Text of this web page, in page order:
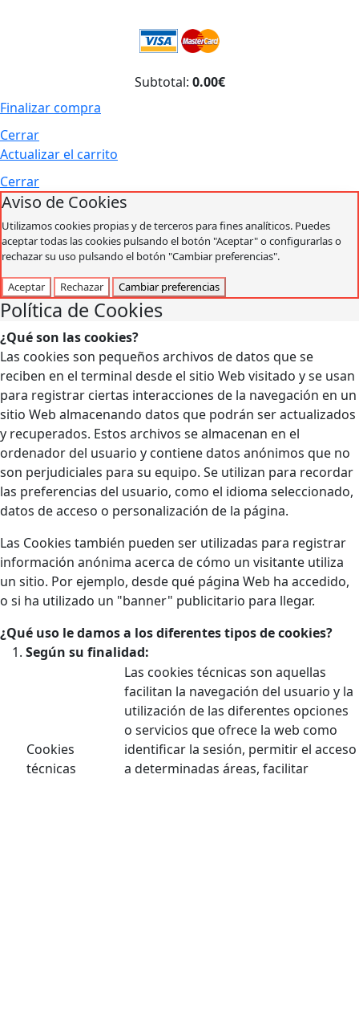
Subtotal: 0.00€
Finalizar compra
Cerrar
Actualizar el carrito
Cerrar
Aviso de Cookies
Utilizamos cookies propias y de terceros para fines analíticos. Puedes
aceptar todas las cookies pulsando el botón "Aceptar" o configurarlas o
rechazar su uso pulsando el botón "Cambiar preferencias".
Aceptar Rechazar Cambiar preferencias
Política de Cookies
¿Qué son las cookies?
Las cookies son pequeños archivos de datos que se
reciben en el terminal desde el sitio Web visitado y se usan
para registrar ciertas interacciones de la navegación en un
sitio Web almacenando datos que podrán ser actualizados
y recuperados. Estos archivos se almacenan en el
ordenador del usuario y contiene datos anónimos que no
son perjudiciales para su equipo. Se utilizan para recordar
las preferencias del usuario, como el idioma seleccionado,
datos de acceso o personalización de la página.
Las Cookies también pueden ser utilizadas para registrar
información anónima acerca de cómo un visitante utiliza
un sitio. Por ejemplo, desde qué página Web ha accedido,
o si ha utilizado un "banner" publicitario para llegar.
¿Qué uso le damos a los diferentes tipos de cookies?
Según su finalidad:
Cookies
técnicas
Las cookies técnicas son aquellas
facilitan la navegación del usuario y la
utilización de las diferentes opciones
o servicios que ofrece la web como
identificar la sesión, permitir el acceso
a determinadas áreas, facilitar